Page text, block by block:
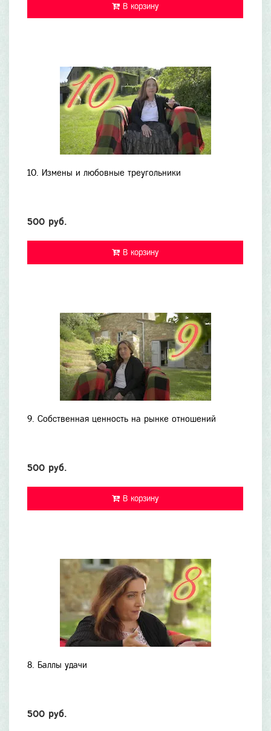
В корзину
10. Измены и любовные треугольники
500 руб.
В корзину
9. Собственная ценность на рынке отношений
500 руб.
В корзину
8. Баллы удачи
500 руб.